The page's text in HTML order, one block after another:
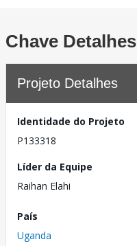
Chave Detalhes
Projeto Detalhes
Identidade do Projeto
P133318
Líder da Equipe
Raihan Elahi
País
Uganda